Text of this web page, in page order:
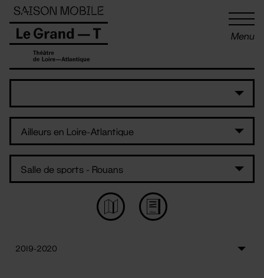
Menu
Panneau de gestion des cookies